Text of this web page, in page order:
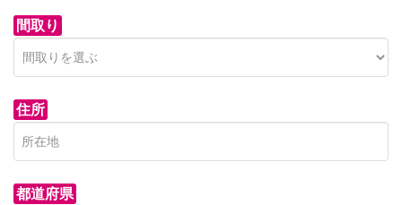
間取り
住所
都道府県